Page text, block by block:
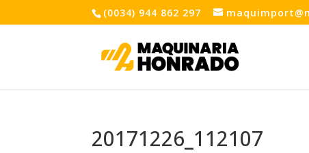
(0034) 944 862 297
20171226_112107